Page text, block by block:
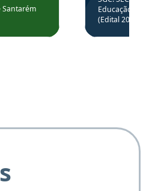
através
de
Educação
(Edital